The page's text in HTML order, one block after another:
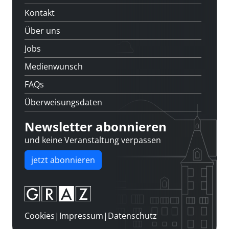
Kontakt
Über uns
Jobs
Medienwunsch
FAQs
Überweisungsdaten
Newsletter abonnieren
und keine Veranstaltung verpassen
jetzt abonnieren
Cookies| Impressum| Datenschutz